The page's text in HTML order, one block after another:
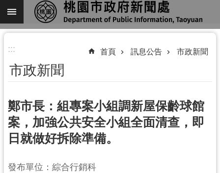
跳到主要內容區塊
進
搜
尋
關
於
們
::: 首頁 訊息公告 市政新聞
市政新聞
鄭市長：組專案小組調新屋保齡球館
案，加強公共安全小組全面清查，即
日就做好拆除準備。
發布單位：綜合行銷科